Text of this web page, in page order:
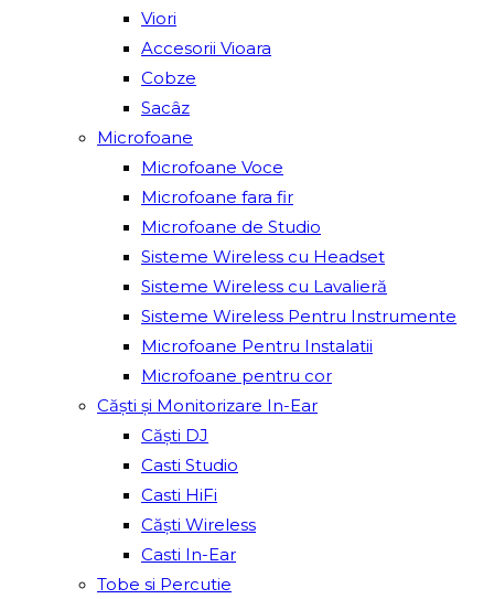
Viori
Accesorii Vioara
Cobze
Sacâz
Microfoane
Microfoane Voce
Microfoane fara fir
Microfoane de Studio
Sisteme Wireless cu Headset
Sisteme Wireless cu Lavalieră
Sisteme Wireless Pentru Instrumente
Microfoane Pentru Instalatii
Microfoane pentru cor
Căști și Monitorizare In-Ear
Căști DJ
Casti Studio
Casti HiFi
Căști Wireless
Casti In-Ear
Tobe si Percutie